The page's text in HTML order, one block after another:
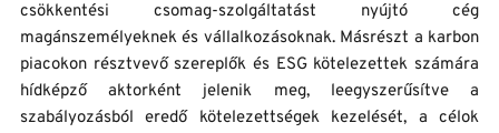
csökkentési csomag-szolgáltatást nyújtó cég
magánszemélyeknek és vállalkozásoknak. Másrészt a karbon
piacokon résztvevő szereplők és ESG kötelezettek számára
hídképző aktorként jelenik meg, leegyszerűsítve a
szabályozásból eredő kötelezettségek kezelését, a célok